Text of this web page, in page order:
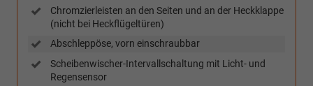
Chromzierleisten an den Seiten und an der Heckklappe
(nicht bei Heckflügeltüren)
Abschleppöse, vorn einschraubbar
Scheibenwischer-Intervallschaltung mit Licht- und
Regensensor